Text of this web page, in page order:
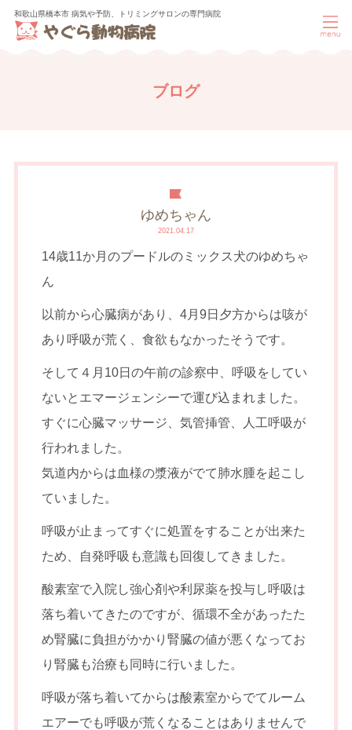
和歌山県橋本市 病気や予防、トリミングサロンの専門病院
ブログ
ゆめちゃん
2021.04.17
14歳11か月のプードルのミックス犬のゆめちゃ
ん
以前から心臓病があり、4月9日夕方からは咳が
あり呼吸が荒く、食欲もなかったそうです。
そして４月10日の午前の診察中、呼吸をしてい
ないとエマージェンシーで運び込まれました。
すぐに心臓マッサージ、気管挿管、人工呼吸が
行われました。
気道内からは血様の漿液がでて肺水腫を起こし
ていました。
呼吸が止まってすぐに処置をすることが出来た
ため、自発呼吸も意識も回復してきました。
酸素室で入院し強心剤や利尿薬を投与し呼吸は
落ち着いてきたのですが、循環不全があったた
め腎臓に負担がかかり腎臓の値が悪くなってお
り腎臓も治療も同時に行いました。
呼吸が落ち着いてからは酸素室からでてルーム
エアーでも呼吸が荒くなることはありませんで